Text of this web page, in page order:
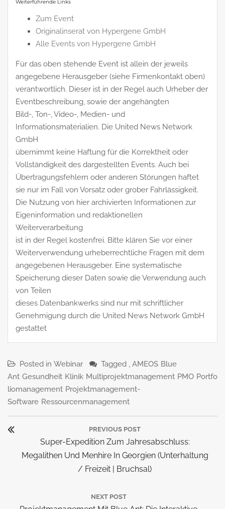
Weiterführende Links
Zum Event
Originalinserat von Hypergene GmbH
Alle Events von Hypergene GmbH
Für das oben stehende Event ist allein der jeweils
angegebene Herausgeber (siehe Firmenkontakt oben)
verantwortlich. Dieser ist in der Regel auch Urheber der
Eventbeschreibung, sowie der angehängten
Bild-, Ton-, Video-, Medien- und
Informationsmaterialien. Die United News Network
GmbH
übernimmt keine Haftung für die Korrektheit oder
Vollständigkeit des dargestellten Events. Auch bei
Übertragungsfehlern oder anderen Störungen haftet
sie nur im Fall von Vorsatz oder grober Fahrlässigkeit.
Die Nutzung von hier archivierten Informationen zur
Eigeninformation und redaktionellen
Weiterverarbeitung
ist in der Regel kostenfrei. Bitte klären Sie vor einer
Weiterverwendung urheberrechtliche Fragen mit dem
angegebenen Herausgeber. Eine systematische
Speicherung dieser Daten sowie die Verwendung auch
von Teilen
dieses Datenbankwerks sind nur mit schriftlicher
Genehmigung durch die United News Network GmbH
gestattet
Posted in Webinar Tagged , AMEOS Blue
Ant Gesundheit Klinik Multiprojektmanagement PMO Portfo
liomanagement Projektmanagement-
Software Ressourcenmanagement
Beitragsnavigation
PREVIOUS POST
Previous
Post:
Super-Expedition Zum Jahresabschluss:
Megalithen Und Menhire In Georgien (Unterhaltung
/ Freizeit | Bruchsal)
NEXT POST